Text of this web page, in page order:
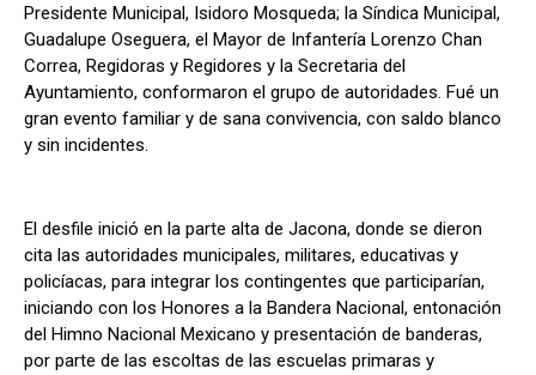
Presidente Municipal, Isidoro Mosqueda; la Síndica Municipal,
Guadalupe Oseguera, el Mayor de Infantería Lorenzo Chan
Correa, Regidoras y Regidores y la Secretaria del
Ayuntamiento, conformaron el grupo de autoridades. Fué un
gran evento familiar y de sana convivencia, con saldo blanco
y sin incidentes.
El desfile inició en la parte alta de Jacona, donde se dieron
cita las autoridades municipales, militares, educativas y
policíacas, para integrar los contingentes que participarían,
iniciando con los Honores a la Bandera Nacional, entonación
del Himno Nacional Mexicano y presentación de banderas,
por parte de las escoltas de las escuelas primaras y